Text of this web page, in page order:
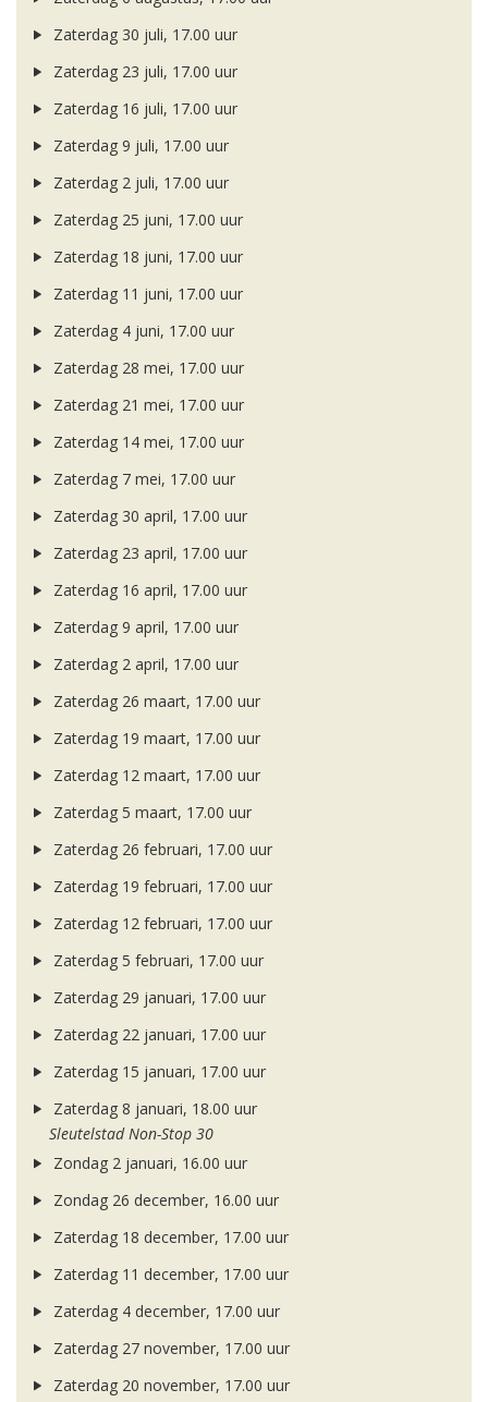
Zaterdag 30 juli, 17.00 uur
Zaterdag 23 juli, 17.00 uur
Zaterdag 16 juli, 17.00 uur
Zaterdag 9 juli, 17.00 uur
Zaterdag 2 juli, 17.00 uur
Zaterdag 25 juni, 17.00 uur
Zaterdag 18 juni, 17.00 uur
Zaterdag 11 juni, 17.00 uur
Zaterdag 4 juni, 17.00 uur
Zaterdag 28 mei, 17.00 uur
Zaterdag 21 mei, 17.00 uur
Zaterdag 14 mei, 17.00 uur
Zaterdag 7 mei, 17.00 uur
Zaterdag 30 april, 17.00 uur
Zaterdag 23 april, 17.00 uur
Zaterdag 16 april, 17.00 uur
Zaterdag 9 april, 17.00 uur
Zaterdag 2 april, 17.00 uur
Zaterdag 26 maart, 17.00 uur
Zaterdag 19 maart, 17.00 uur
Zaterdag 12 maart, 17.00 uur
Zaterdag 5 maart, 17.00 uur
Zaterdag 26 februari, 17.00 uur
Zaterdag 19 februari, 17.00 uur
Zaterdag 12 februari, 17.00 uur
Zaterdag 5 februari, 17.00 uur
Zaterdag 29 januari, 17.00 uur
Zaterdag 22 januari, 17.00 uur
Zaterdag 15 januari, 17.00 uur
Zaterdag 8 januari, 18.00 uur
Sleutelstad Non-Stop 30
Zondag 2 januari, 16.00 uur
Zondag 26 december, 16.00 uur
Zaterdag 18 december, 17.00 uur
Zaterdag 11 december, 17.00 uur
Zaterdag 4 december, 17.00 uur
Zaterdag 27 november, 17.00 uur
Zaterdag 20 november, 17.00 uur